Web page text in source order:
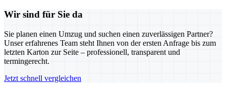
Wir sind für Sie da
Sie planen einen Umzug und suchen einen zuverlässigen Partner?
Unser erfahrenes Team steht Ihnen von der ersten Anfrage bis zum
letzten Karton zur Seite – professionell, transparent und
termingerecht.
Jetzt schnell vergleichen